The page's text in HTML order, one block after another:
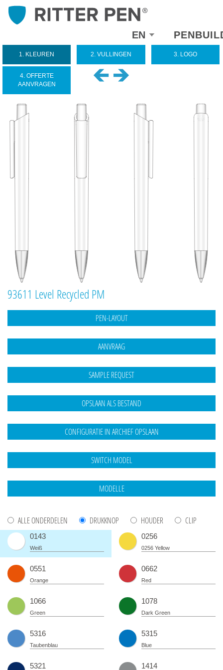
Select
yourEN
1. KLEUREN 2. VULLINGEN 3. LOGO
4. OFFERTE
AANVRAGEN
93611 Level Recycled PM
ALLE ONDERDELEN DRUKKNOP HOUDER CLIP
0143
Weiß
0256
0256 Yellow
0551
Orange
0662
Red
1066
Green
1078
Dark Green
5316
Taubenblau
5315
Blue
5321 1414